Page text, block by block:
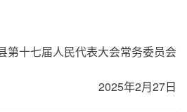
第十七届人民代表大会常务委员会
年2月27日